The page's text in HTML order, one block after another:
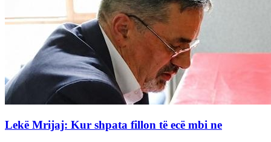
Lekë Mrijaj: Kur shpata fillon të ecë mbi ne